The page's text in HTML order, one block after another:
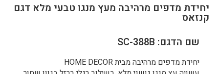
יחידת מדפים מרהיבה מעץ מנגו טבעי מלא דגם
קנזאס
שם הדגם: SC-388B
יחידת מדפים מרהיבה מבית HOME DECOR